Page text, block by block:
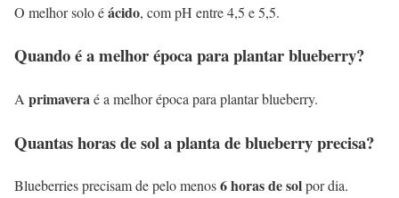
O melhor solo éácido, com pH entre 4,5 e 5,5.
Quando é a melhor época para plantar blueberry?
A primaveraé a melhor época para plantar blueberry.
Quantas horas de sol a planta de blueberry precisa?
Blueberries precisam de pelo menos6 horas de solpor dia.